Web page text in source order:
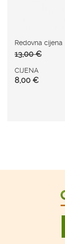
Redovna cijena
13,00 €
CIJENA
8,00 €